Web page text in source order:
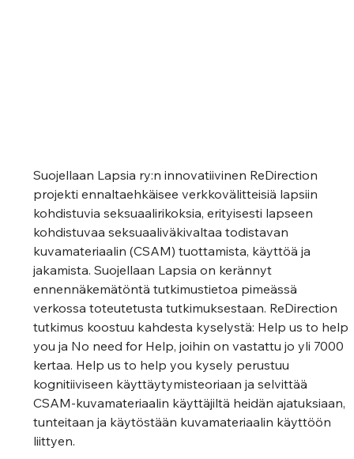
Suojellaan Lapsia ry:n innovatiivinen ReDirection
projekti ennaltaehkäisee verkkovälitteisiä lapsiin
kohdistuvia seksuaalirikoksia, erityisesti lapseen
kohdistuvaa seksuaaliväkivaltaa todistavan
kuvamateriaalin (CSAM) tuottamista, käyttöä ja
jakamista. Suojellaan Lapsia on kerännyt
ennennäkemätöntä tutkimustietoa pimeässä
verkossa toteutetusta tutkimuksestaan. ReDirection
tutkimus koostuu kahdesta kyselystä: Help us to help
you ja No need for Help, joihin on vastattu jo yli 7000
kertaa. Help us to help you kysely perustuu
kognitiiviseen käyttäytymisteoriaan ja selvittää
CSAM-kuvamateriaalin käyttäjiltä heidän ajatuksiaan,
tunteitaan ja käytöstään kuvamateriaalin käyttöön
liittyen.